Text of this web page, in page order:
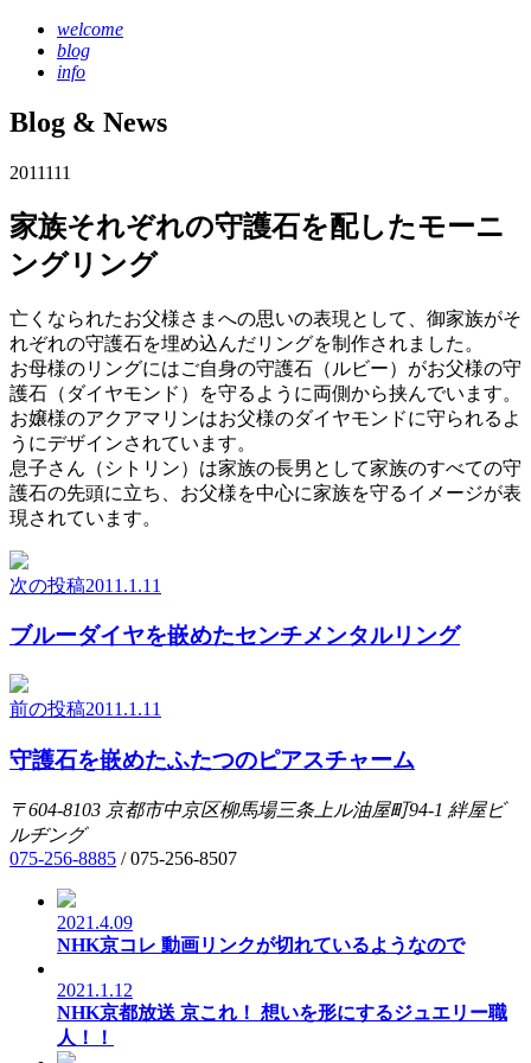
welcome
blog
info
Blog & News
2011111
家族それぞれの守護石を配したモーニ
ングリング
亡くなられたお父様さまへの思いの表現として、御家族がそ
れぞれの守護石を埋め込んだリングを制作されました。
お母様のリングにはご自身の守護石（ルビー）がお父様の守
護石（ダイヤモンド）を守るように両側から挟んでいます。
お嬢様のアクアマリンはお父様のダイヤモンドに守られるよ
うにデザインされています。
息子さん（シトリン）は家族の長男として家族のすべての守
護石の先頭に立ち、お父様を中心に家族を守るイメージが表
現されています。
次の投稿2011.1.11
ブルーダイヤを嵌めたセンチメンタルリング
前の投稿2011.1.11
守護石を嵌めたふたつのピアスチャーム
〒604-8103 京都市中京区柳馬場三条上ル油屋町94-1 絆屋ビ
ルヂング
075-256-8885 /075-256-8507
2021.4.09
NHK京コレ 動画リンクが切れているようなので
2021.1.12
NHK京都放送 京これ！ 想いを形にするジュエリー職
人！！